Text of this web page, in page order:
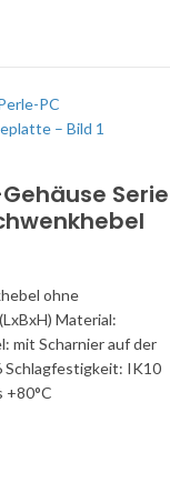
Serie
ohne
Material:
mit Scharnier auf der
Schlagfestigkeit: IK10
+80°C